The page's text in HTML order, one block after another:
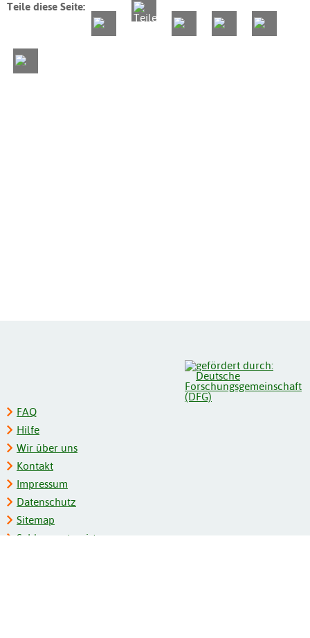
Teile diese Seite:
FAQ
Hilfe
Wir über uns
Kontakt
Impressum
Datenschutz
Sitemap
Schlagwortregister